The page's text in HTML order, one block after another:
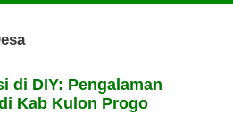
di DIY: Pengalaman
Kab Kulon Progo